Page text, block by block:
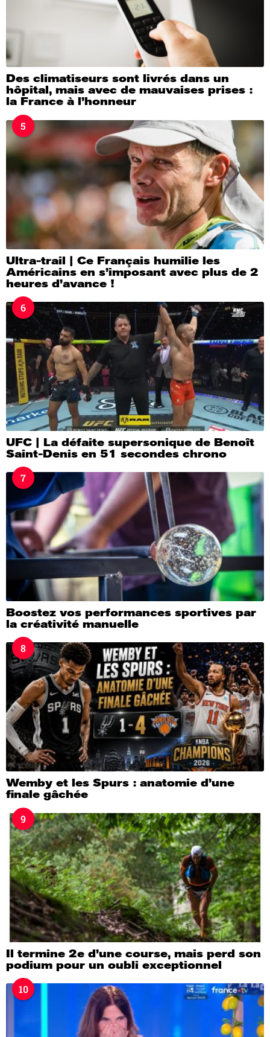
Des climatiseurs sont livrés dans un
hôpital, mais avec de mauvaises prises :
la France à l’honneur
5
Ultra-trail | Ce Français humilie les
Américains en s’imposant avec plus de 2
heures d’avance !
6
UFC | La défaite supersonique de Benoît
Saint-Denis en 51 secondes chrono
7
Boostez vos performances sportives par
la créativité manuelle
8
Wemby et les Spurs : anatomie d’une
finale gâchée
9
Il termine 2e d’une course, mais perd son
podium pour un oubli exceptionnel
10